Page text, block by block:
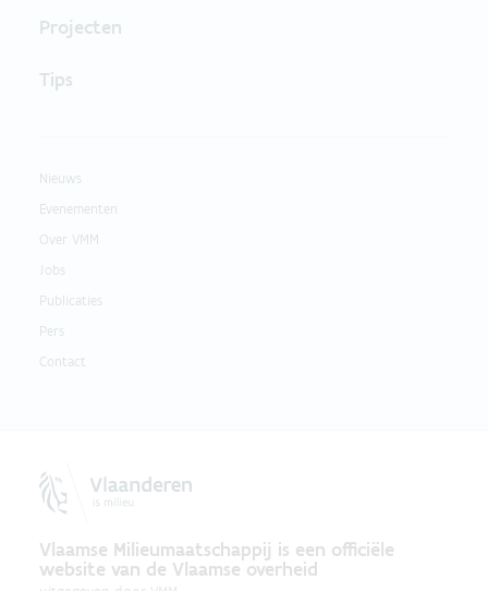
Projecten
Tips
Nieuws
Evenementen
Over VMM
Jobs
Publicaties
Pers
Contact
Vlaamse Milieumaatschappij is een officiële
website van de Vlaamse overheid